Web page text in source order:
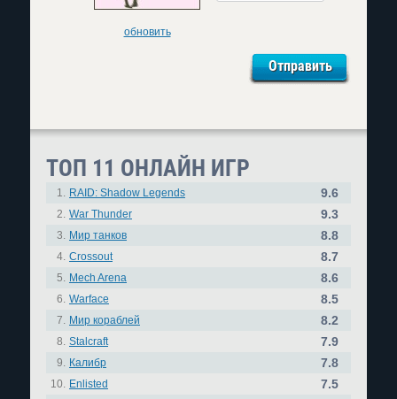
обновить
ТОП 11 ОНЛАЙН ИГР
1. RAID: Shadow Legends 9.6
2. War Thunder 9.3
3. Мир танков 8.8
4. Crossout 8.7
5. Mech Arena 8.6
6. Warface 8.5
7. Мир кораблей 8.2
8. Stalcraft 7.9
9. Калибр 7.8
10. Enlisted 7.5